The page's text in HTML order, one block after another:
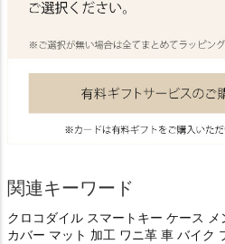
関連キーワード
クロコダイル スマートキー ケース
カバー マット 加工 ワニ革 車 バイク